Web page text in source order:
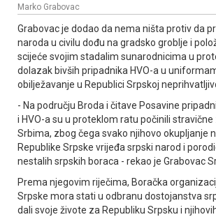
Marko Grabovac
Grabovac je dodao da nema ništa protiv da
naroda u civilu dođu na gradsko groblje i
scijeće svojim stadalim sunarodnicima u
dolazak bivših pripadnika HVO-a u
obilježavanje u Republici Srpskoj
- Na području Broda i čitave Posavine
i HVO-a su u proteklom ratu počinili stravične
Srbima, zbog čega svako njihovo okupljanje
Republike Srpske vrijeđa srpski narod i
nestalih srpskih boraca - rekao je Grabovac
Prema njegovim riječima, Boračka
Srpske mora stati u odbranu dostojanstva
dali svoje živote za Republiku Srpsku i